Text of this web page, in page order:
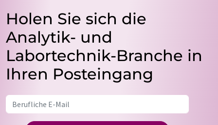
Holen Sie sich die
Analytik- und
Labortechnik-Branche in
Ihren Posteingang